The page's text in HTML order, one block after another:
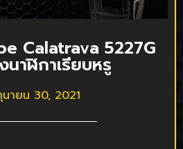
Calatrava 5227G
าฬิกาเรียบหรู
ายน 30, 2021